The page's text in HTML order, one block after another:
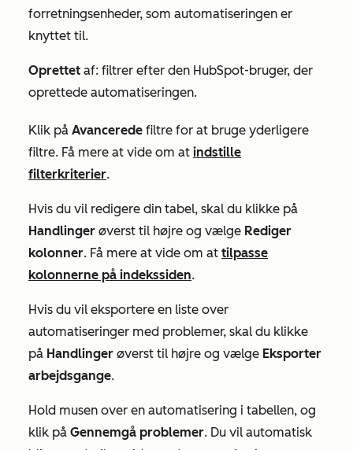
forretningsenheder, som automatiseringen er
knyttet til.
Oprettet af: filtrer efter den HubSpot-bruger, der
oprettede automatiseringen.
Klik på Avancerede filtre for at bruge yderligere
filtre. Få mere at vide om at indstille
filterkriterier.
Hvis du vil redigere din tabel, skal du klikke på
Handlinger øverst til højre og vælge Rediger
kolonner. Få mere at vide om at tilpasse
kolonnerne på indekssiden.
Hvis du vil eksportere en liste over
automatiseringer med problemer, skal du klikke
på Handlinger øverst til højre og vælge Eksporter
arbejdsgange.
Hold musen over en automatisering i tabellen, og
klik på Gennemgå problemer. Du vil automatisk